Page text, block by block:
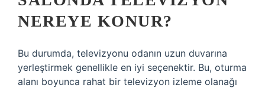
NEREYE KONUR?
Bu durumda, televizyonu odanın uzun duvarına
yerleştirmek genellikle en iyi seçenektir. Bu, oturma
alanı boyunca rahat bir televizyon izleme olanağı